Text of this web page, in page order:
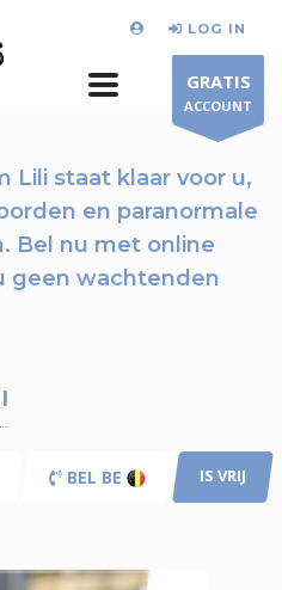
LOG IN
GRATIS
ACCOUNT
Lili staat klaar voor u,
en paranormale
Bel nu met online
geen wachtenden
BEL BE IS VRIJ